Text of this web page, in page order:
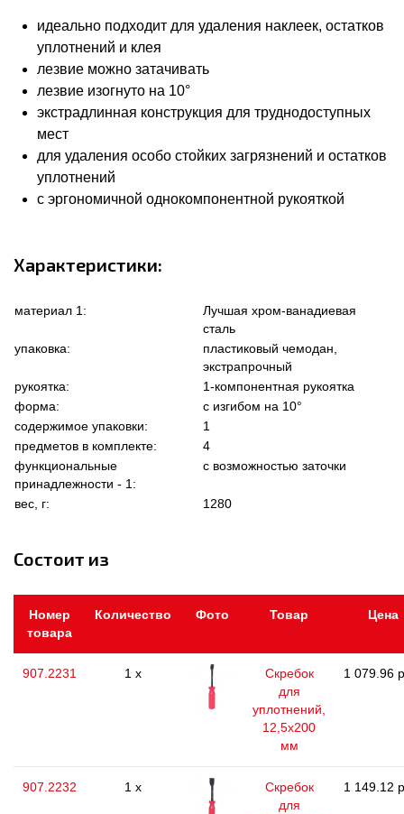
идеально подходит для удаления наклеек, остатков
уплотнений и клея
лезвие можно затачивать
лезвие изогнуто на 10°
экстрадлинная конструкция для труднодоступных
мест
для удаления особо стойких загрязнений и остатков
уплотнений
с эргономичной однокомпонентной рукояткой
Характеристики:
материал 1:
Лучшая хром-ванадиевая
сталь
упаковка:
пластиковый чемодан,
экстрапрочный
рукоятка:
1-компонентная рукоятка
форма:
с изгибом на 10°
содержимое упаковки:
1
предметов в комплекте:
4
функциональные
принадлежности - 1:
с возможностью заточки
вес, г: 1280
Состоит из
Номер
товара
Количество Фото Товар Цена
907.2231 1 x
Скребок
для
уплотнений,
12,5x200
мм
1 079.96
907.2232 1 x
Скребок
для
1 149.12